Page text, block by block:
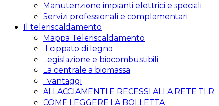
Manutenzione impianti elettrici e speciali
Servizi professionali e complementari
Il teleriscaldamento
Mappa Teleriscaldamento
Il cippato di legno
Legislazione e biocombustibili
La centrale a biomassa
I vantaggi
ALLACCIAMENTI E RECESSI ALLA RETE TLR
COME LEGGERE LA BOLLETTA